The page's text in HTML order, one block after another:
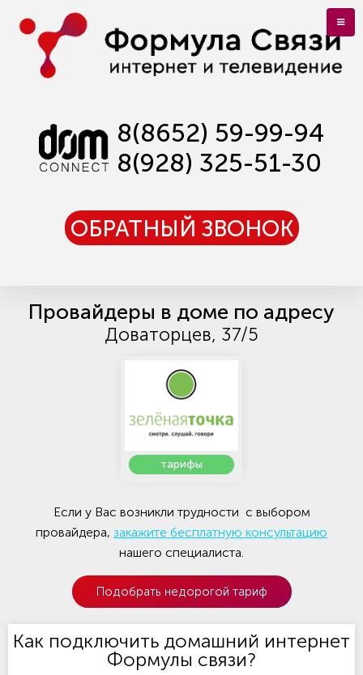
8(8652) 59-99-94
8(928) 325-51-30
ОБРАТНЫЙ ЗВОНОК
Провайдеры в доме по адресу
Доваторцев, 37/5
тарифы
Если у Вас возникли трудности с выбором
провайдера, закажите бесплатную консультацию
нашего специалиста.
Подобрать недорогой тариф
Как подключить домашний интернет
Формулы связи?